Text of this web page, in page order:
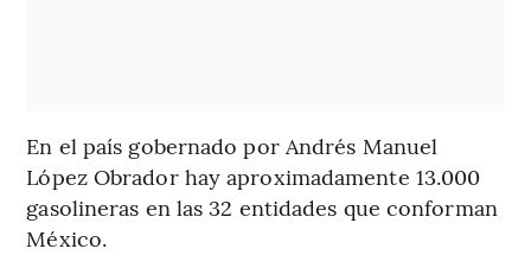
En el país gobernado por Andrés Manuel
López Obrador hay aproximadamente 13.000
gasolineras en las 32 entidades que conforman
México.